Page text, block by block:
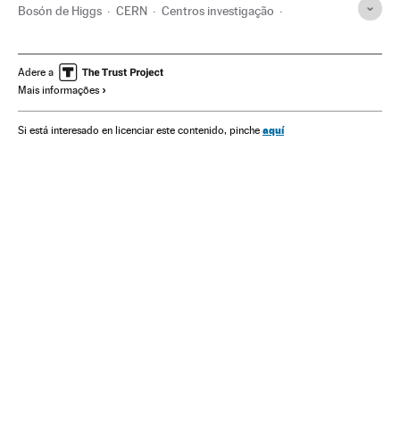
Bosón de Higgs CERN Centros investigação
Ciências exatas Ciência
Adere a
Mais informações
Si está interesado en licenciar este contenido, pinche aquí